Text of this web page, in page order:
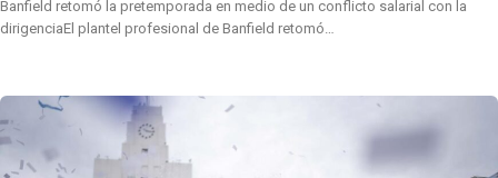
Banfield retomó la pretemporada en medio de un conflicto salarial con la
dirigenciaEl plantel profesional de Banfield retomó…